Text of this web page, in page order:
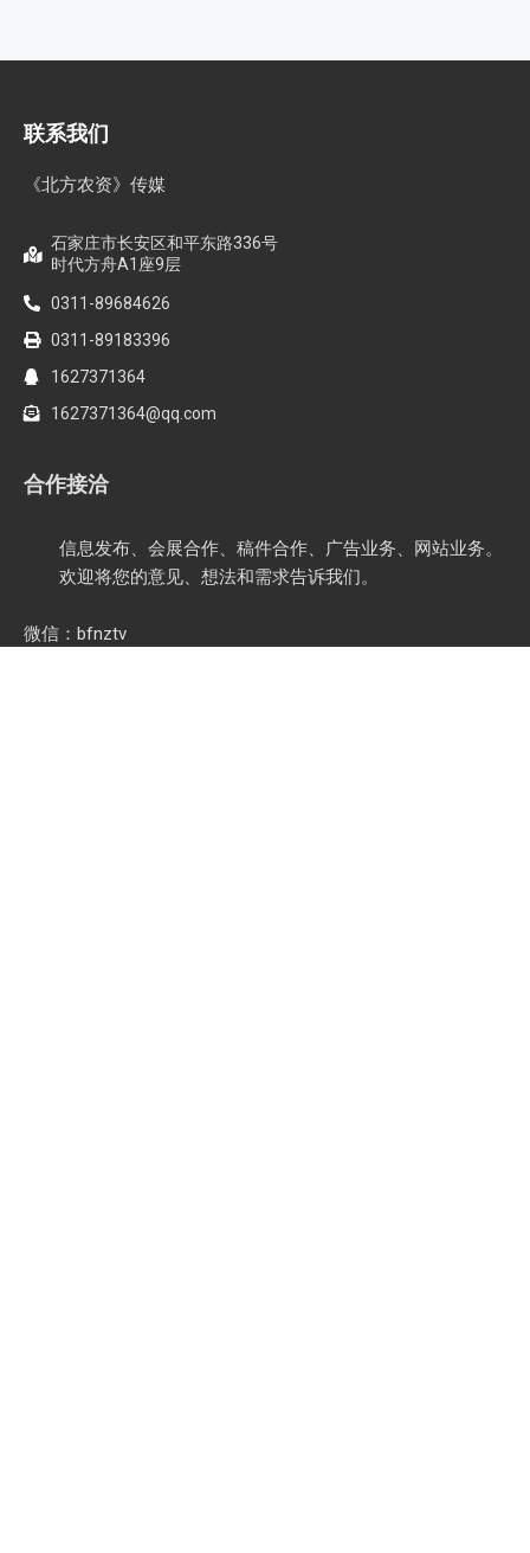
联系我们
《北方农资》传媒
石家庄市长安区和平东路336号
时代方舟A1座9层
0311-89684626
0311-89183396
1627371364
1627371364@qq.com
合作接洽
信息发布、会展合作、稿件合作、广告业务、网站业务。
欢迎将您的意见、想法和需求告诉我们。
微信：bfnztv